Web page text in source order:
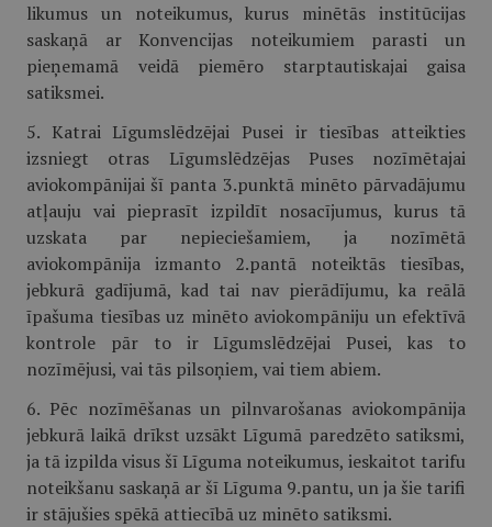
likumus un noteikumus, kurus minētās institūcijas
saskaņā ar Konvencijas noteikumiem parasti un
pieņemamā veidā piemēro starptautiskajai gaisa
satiksmei.
5. Katrai Līgumslēdzējai Pusei ir tiesības atteikties
izsniegt otras Līgumslēdzējas Puses nozīmētajai
aviokompānijai šī panta 3.punktā minēto pārvadājumu
atļauju vai pieprasīt izpildīt nosacījumus, kurus tā
uzskata par nepieciešamiem, ja nozīmētā
aviokompānija izmanto 2.pantā noteiktās tiesības,
jebkurā gadījumā, kad tai nav pierādījumu, ka reālā
īpašuma tiesības uz minēto aviokompāniju un efektīvā
kontrole pār to ir Līgumslēdzējai Pusei, kas to
nozīmējusi, vai tās pilsoņiem, vai tiem abiem.
6. Pēc nozīmēšanas un pilnvarošanas aviokompānija
jebkurā laikā drīkst uzsākt Līgumā paredzēto satiksmi,
ja tā izpilda visus šī Līguma noteikumus, ieskaitot tarifu
noteikšanu saskaņā ar šī Līguma 9.pantu, un ja šie tarifi
ir stājušies spēkā attiecībā uz minēto satiksmi.